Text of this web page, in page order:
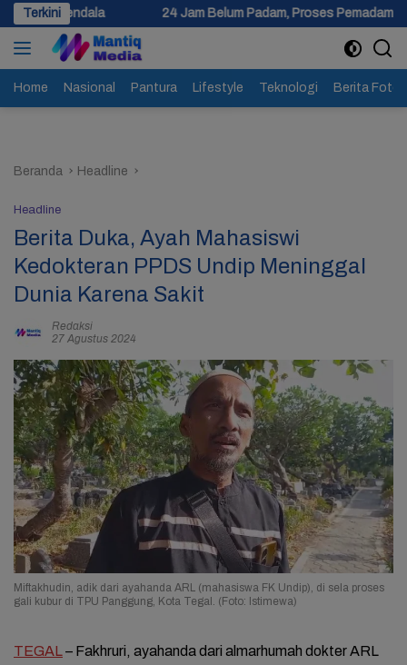
Langsung
ke
konten
Terkini24 Jam Belum Padam, Proses Pemadaman Kebakaran
Home Nasional Pantura Lifestyle Teknologi Berita Foto
Beranda Headline
Headline
Berita Duka, Ayah Mahasiswi
Kedokteran PPDS Undip Meninggal
Dunia Karena Sakit
Redaksi
27 Agustus 2024
Miftakhudin, adik dari ayahanda ARL (mahasiswa FK Undip), di sela proses
gali kubur di TPU Panggung, Kota Tegal. (Foto: Istimewa)
TEGAL– Fakhruri, ayahanda dari almarhumah dokter ARL